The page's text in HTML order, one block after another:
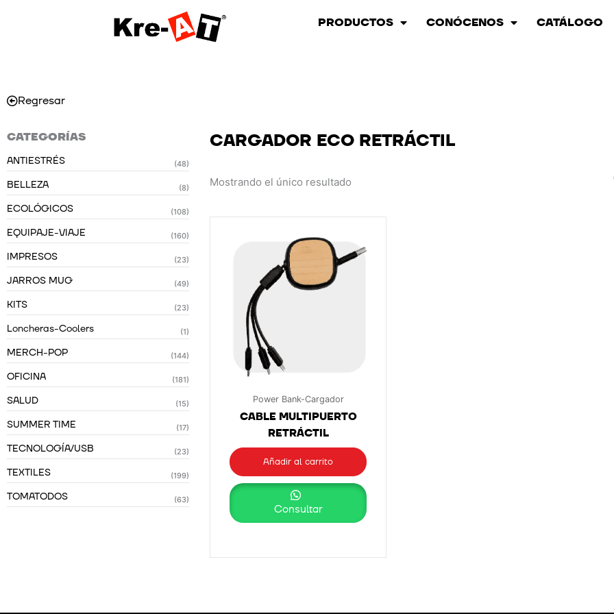
PRODUCTOS CONÓCENOS CATÁLOGO
Regresar
CATEGORÍAS
ANTIESTRÉS (48)
BELLEZA (8)
ECOLÓGICOS (108)
EQUIPAJE-VIAJE (160)
IMPRESOS (23)
JARROS MUG (49)
KITS (23)
Loncheras-Coolers (1)
MERCH-POP (144)
OFICINA (181)
SALUD (15)
SUMMER TIME (17)
TECNOLOGÍA/USB (23)
TEXTILES (199)
TOMATODOS (63)
CARGADOR ECO RETRÁCTIL
Mostrando el único resultado
Power Bank-Cargador
CABLE MULTIPUERTO
RETRÁCTIL
Añadir al carrito
Consultar